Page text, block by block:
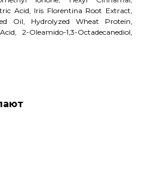
Acid, Iris Florentina Root Extract,
Oil, Hydrolyzed Wheat Protein,
2-Oleamido-1,3-Octadecanediol,